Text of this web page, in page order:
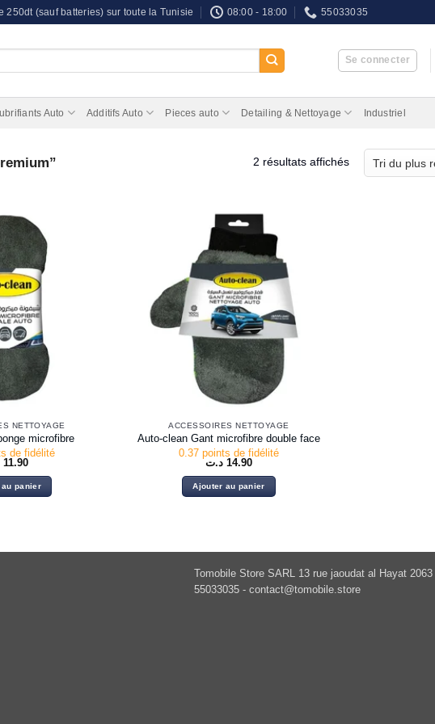
250dt (sauf batteries) sur toute la Tunisie 08:00 - 18:00 55033035
Se connecter
Auto Additifs Auto Pieces auto Detailing & Nettoyage Industriel
2 résultats affichésTrié
NETTOYAGE
microfibre
de fidélité
11.90
au panier
ACCESSOIRES NETTOYAGE
Auto-clean Gant microfibre double face
0.37 points de fidélité
14.90 د.ت
Ajouter au panier
Tomobile Store SARL 13 rue jaoudat al Hayat
55033035 - contact@tomobile.store